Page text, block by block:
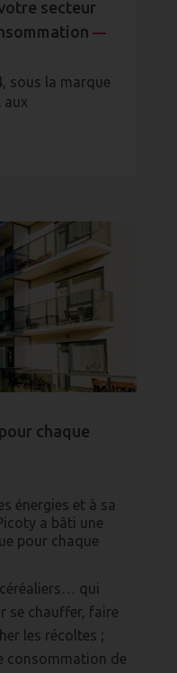
secteur
—
sous la marque
aux
chaque
énergies et à sa
a bâti une
pour chaque
céréaliers… qui
se chauffer, faire
les récoltes ;
consommation de